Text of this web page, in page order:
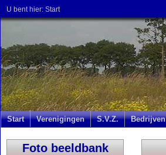
U bent hier: Start
Start Verenigingen S.V.Z. Bedrijven
Foto beeldbank